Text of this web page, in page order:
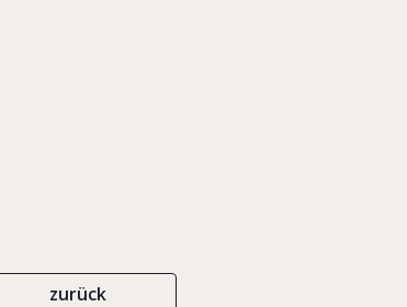
zurück